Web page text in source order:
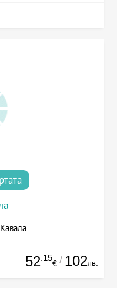
52.15
€ / 102лв.